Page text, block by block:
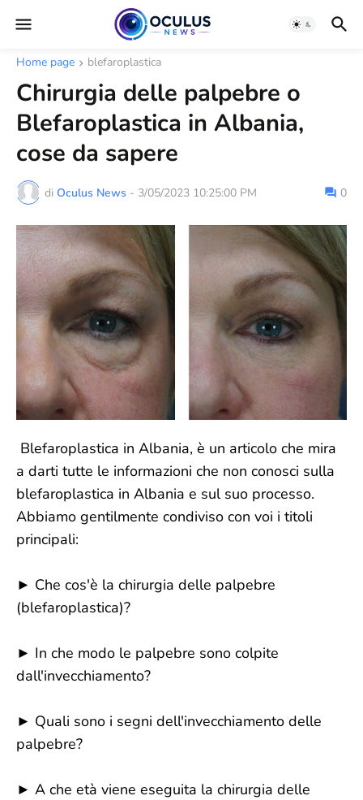
Home page blefaroplastica
Chirurgia delle palpebre o
Blefaroplastica in Albania,
cose da sapere
di Oculus News - 3/05/2023 10:25:00 PM 0
Blefaroplastica in Albania, è un articolo che mira
a darti tutte le informazioni che non conosci sulla
blefaroplastica in Albania e sul suo processo.
Abbiamo gentilmente condiviso con voi i titoli
principali:
► Che cos'è la chirurgia delle palpebre
(blefaroplastica)?
► In che modo le palpebre sono colpite
dall'invecchiamento?
► Quali sono i segni dell'invecchiamento delle
palpebre?
► A che età viene eseguita la chirurgia delle